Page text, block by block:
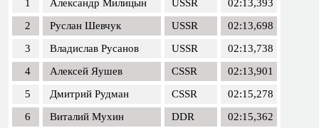
1 Александр Милицын USSR
02:13,393
2
Руслан Шевчук USSR
02:13,698
3
Владислав Русанов USSR
02:13,738
4
Алексей Яушев CSSR
02:13,901
5
Дмитрий Рудман CSSR
02:15,278
6
Виталий Мухин DDR
02:15,362